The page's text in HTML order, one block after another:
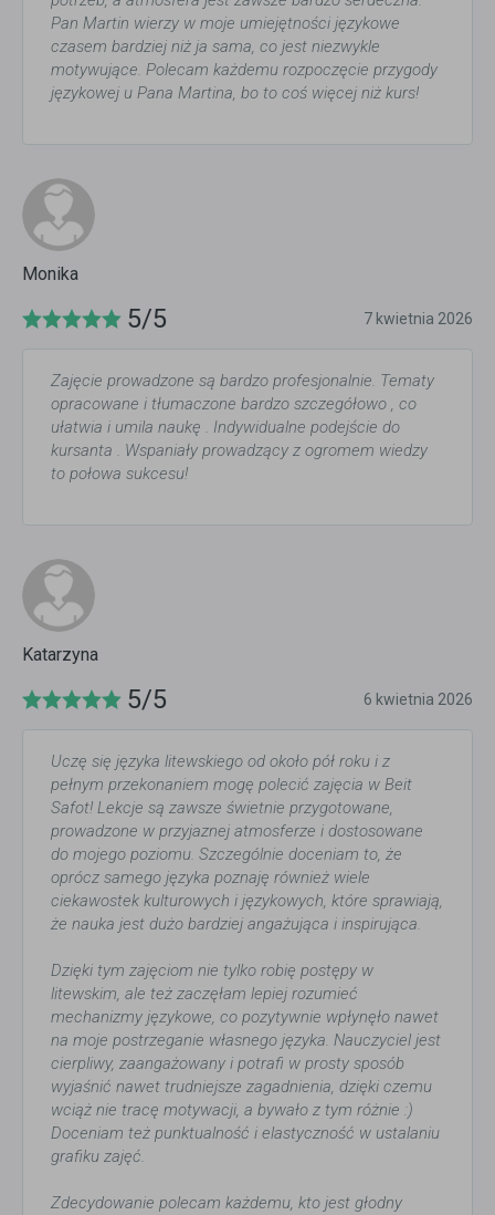
Pan Martin wierzy w moje umiejętności językowe
czasem bardziej niż ja sama, co jest niezwykle
motywujące. Polecam każdemu rozpoczęcie przygody
językowej u Pana Martina, bo to coś więcej niż kurs!
Monika
5/5 7 kwietnia 2026
Zajęcie prowadzone są bardzo profesjonalnie. Tematy
opracowane i tłumaczone bardzo szczegółowo , co
ułatwia i umila naukę . Indywidualne podejście do
kursanta . Wspaniały prowadzący z ogromem wiedzy
to połowa sukcesu!
Katarzyna
5/5 6 kwietnia 2026
Uczę się języka litewskiego od około pół roku i z
pełnym przekonaniem mogę polecić zajęcia w Beit
Safot! Lekcje są zawsze świetnie przygotowane,
prowadzone w przyjaznej atmosferze i dostosowane
do mojego poziomu. Szczególnie doceniam to, że
oprócz samego języka poznaję również wiele
ciekawostek kulturowych i językowych, które sprawiają,
że nauka jest dużo bardziej angażująca i inspirująca.
Dzięki tym zajęciom nie tylko robię postępy w
litewskim, ale też zaczęłam lepiej rozumieć
mechanizmy językowe, co pozytywnie wpłynęło nawet
na moje postrzeganie własnego języka. Nauczyciel jest
cierpliwy, zaangażowany i potrafi w prosty sposób
wyjaśnić nawet trudniejsze zagadnienia, dzięki czemu
wciąż nie tracę motywacji, a bywało z tym różnie :)
Doceniam też punktualność i elastyczność w ustalaniu
grafiku zajęć.
Zdecydowanie polecam każdemu, kto jest głodny